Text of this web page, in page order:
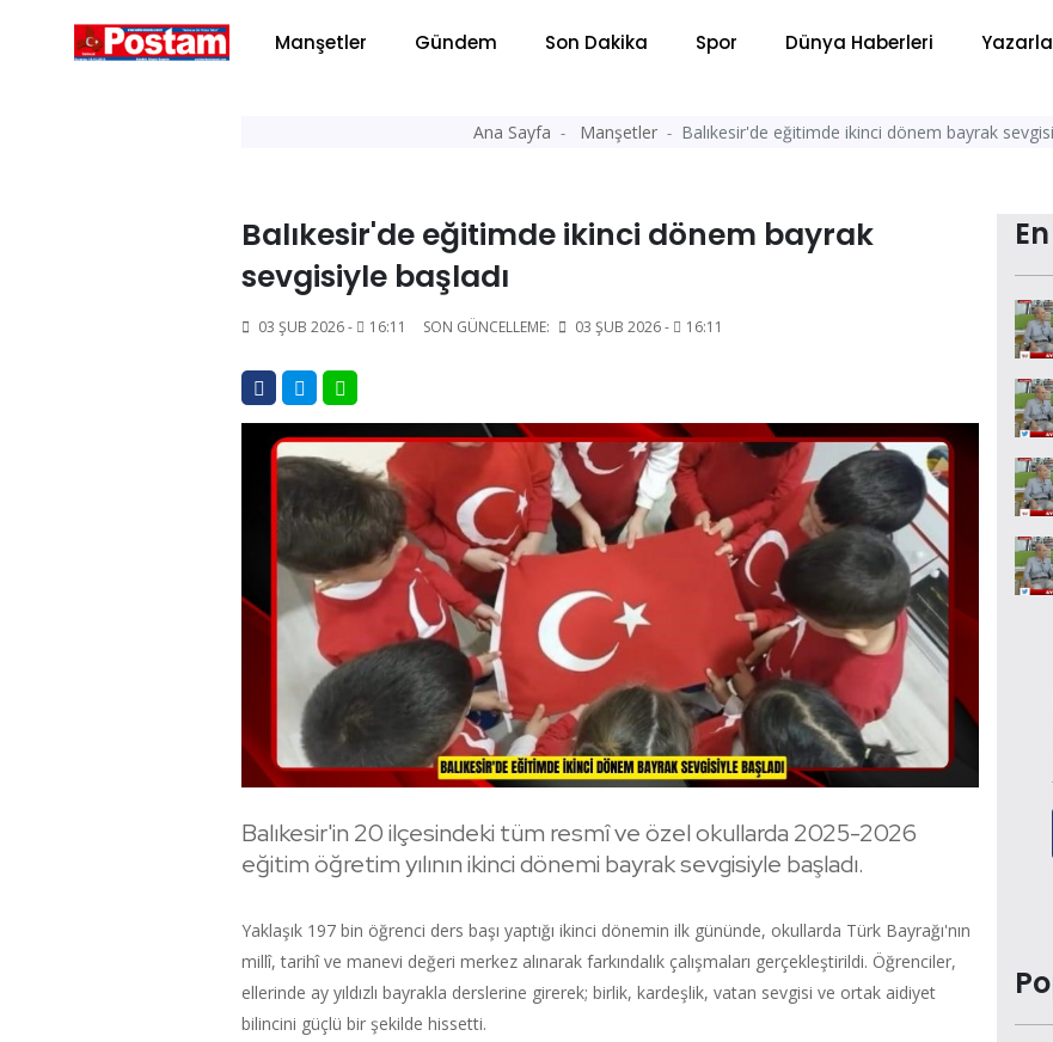
Manşetler Gündem Son Dakika Spor Dünya Haberleri
Ana Sayfa Manşetler Balıkesir'de eğitimde ikinci dönem bayrak
Balıkesir'de eğitimde ikinci dönem bayrak
sevgisiyle başladı
03 ŞUB 2026 - 16:11 SON GÜNCELLEME: 03 ŞUB 2026 - 16:11
Balıkesir'in 20 ilçesindeki tüm resmî ve özel okullarda 2025-2026
eğitim öğretim yılının ikinci dönemi bayrak sevgisiyle başladı.
Yaklaşık 197 bin öğrenci ders başı yaptığı ikinci dönemin ilk gününde, okullarda Türk Bayrağı'nın
millî, tarihî ve manevi değeri merkez alınarak farkındalık çalışmaları gerçekleştirildi. Öğrenciler,
ellerinde ay yıldızlı bayrakla derslerine girerek; birlik, kardeşlik, vatan sevgisi ve ortak aidiyet
bilincini güçlü bir şekilde hissetti.